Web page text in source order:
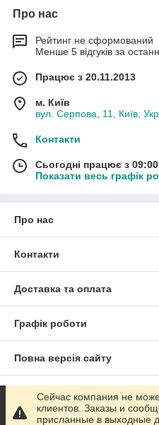
Про нас
Рейтинг не сформований
Менше 5 відгуків за
Працює з 20.11.2013
м. Київ
вул. Серпова, 11, Київ,
Контакти
Сьогодні працює з
Показати весь графік
Про нас
Контакти
Доставка та оплата
Графік роботи
Повна версія сайту
Сайт створено на
Сейчас компания не
клиентов. Заказы и
присланные в выходные